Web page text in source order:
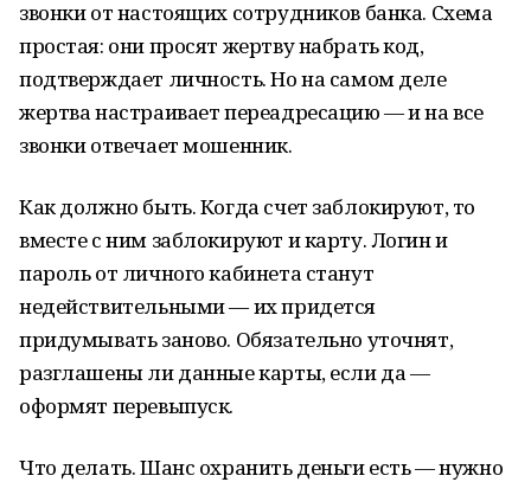
звонки от настоящих сотрудников банка. Схема
простая: они просят жертву набрать код,
подтверждает личность. Но на самом деле
жертва настраивает переадресацию — и на все
звонки отвечает мошенник.
Как должно быть. Когда счет заблокируют, то
вместе с ним заблокируют и карту. Логин и
пароль от личного кабинета станут
недействительными — их придется
придумывать заново. Обязательно уточнят,
разглашены ли данные карты, если да —
оформят перевыпуск.
Что делать. Шанс охранить деньги есть — нужно